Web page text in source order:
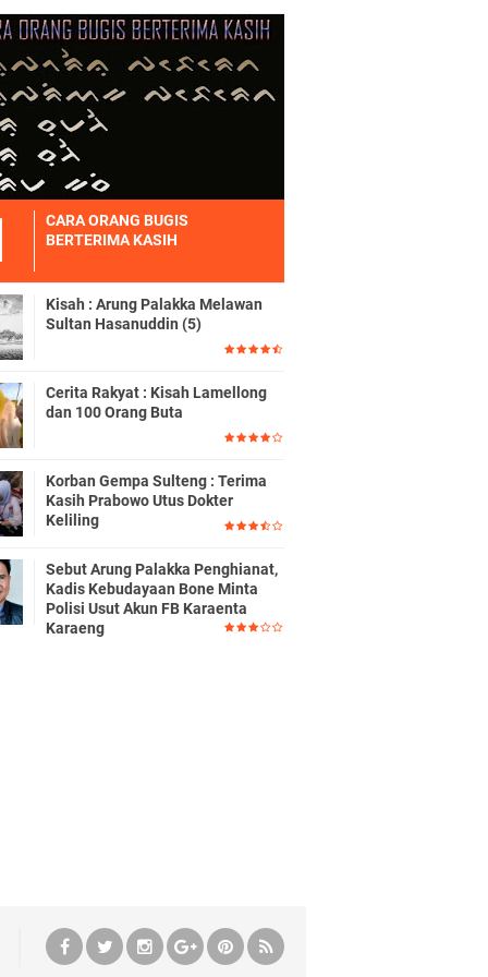
CARA ORANG BUGIS
BERTERIMA KASIH
Kisah : Arung Palakka Melawan
Sultan Hasanuddin (5)
Cerita Rakyat : Kisah Lamellong
dan 100 Orang Buta
Korban Gempa Sulteng : Terima
Kasih Prabowo Utus Dokter
Keliling
Sebut Arung Palakka Penghianat,
Kadis Kebudayaan Bone Minta
Polisi Usut Akun FB Karaenta
Karaeng